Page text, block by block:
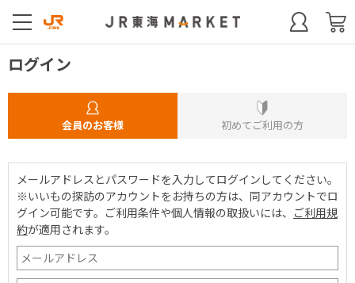
ログイン
会員のお客様 初めてご利用の方
メールアドレスとパスワードを入力してログインしてください。
※いいもの探訪のアカウントをお持ちの方は、同アカウントでロ
グイン可能です。 ご利用条件や個人情報の取扱いには、 ご利用規
約が適用されます。